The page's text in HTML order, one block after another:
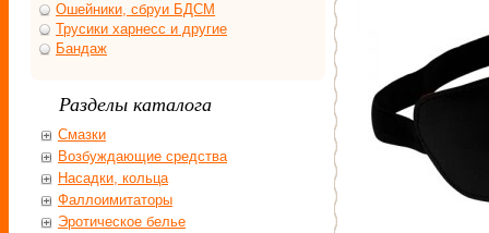
Ошейники, сбруи БДСМ
Трусики харнесс и другие
Бандаж
Разделы каталога
Смазки
Возбуждающие средства
Насадки, кольца
Фаллоимитаторы
Эротическое белье